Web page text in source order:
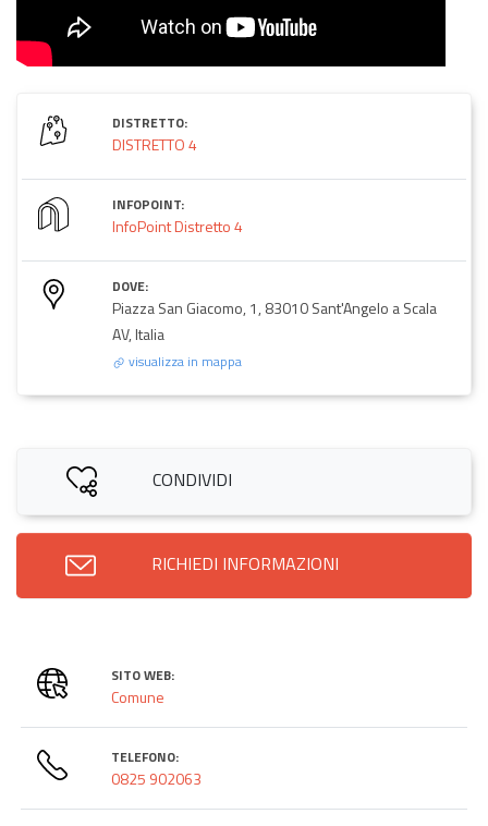
DISTRETTO:
DISTRETTO 4
INFOPOINT:
InfoPoint Distretto 4
DOVE:
Piazza San Giacomo, 1, 83010 Sant'Angelo a Scala
AV, Italia
visualizza in mappa
CONDIVIDI
RICHIEDI INFORMAZIONI
SITO WEB:
Comune
TELEFONO:
0825 902063